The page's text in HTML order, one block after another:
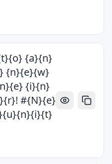
{a}{n}
{n}{e}{w}
{i}{n}
#{N}{e}